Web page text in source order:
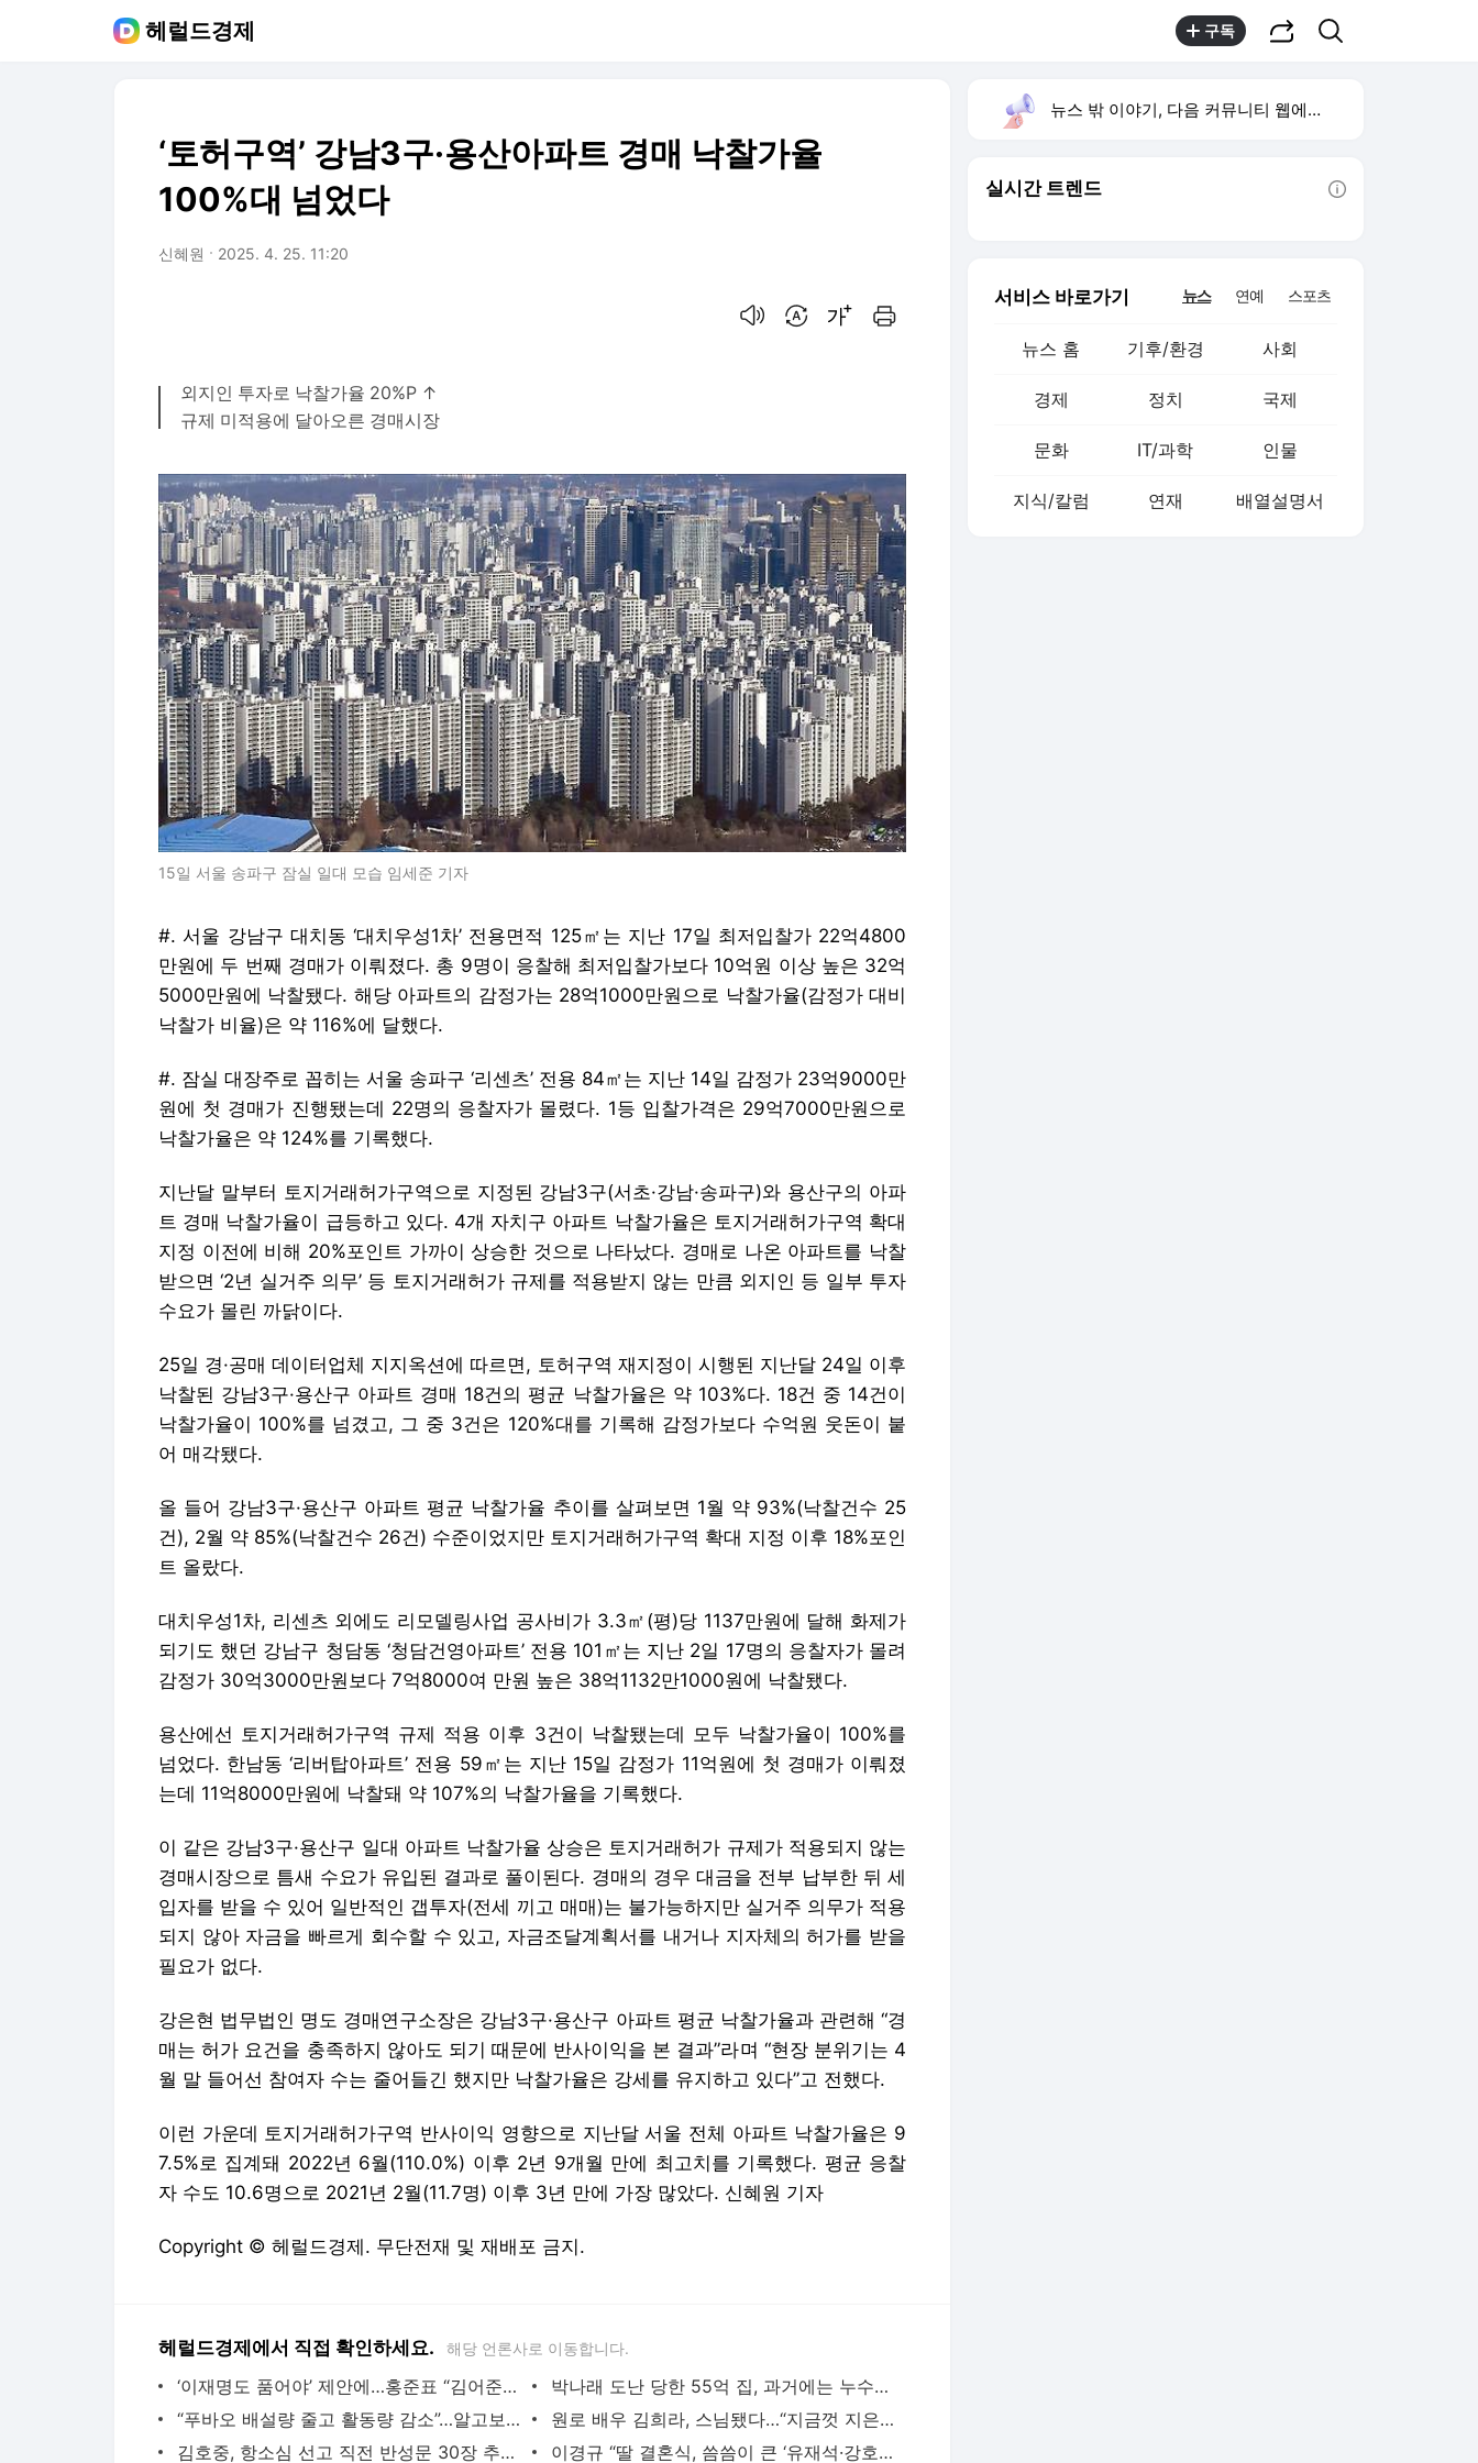
헤럴드경제 구독
‘토허구역’ 강남3구·용산아파트 경매 낙찰가율
100%대 넘었다
신혜원 2025. 4. 25. 11:20
외지인 투자로 낙찰가율 20%P ↑
규제 미적용에 달아오른 경매시장
15일 서울 송파구 잠실 일대 모습 임세준 기자
#. 서울 강남구 대치동 ‘대치우성1차’ 전용면적 125㎡는 지난 17일 최저입찰가 22억4800
만원에 두 번째 경매가 이뤄졌다. 총 9명이 응찰해 최저입찰가보다 10억원 이상 높은 32억
5000만원에 낙찰됐다. 해당 아파트의 감정가는 28억1000만원으로 낙찰가율(감정가 대비
낙찰가 비율)은 약 116%에 달했다.
#. 잠실 대장주로 꼽히는 서울 송파구 ‘리센츠’ 전용 84㎡는 지난 14일 감정가 23억9000만
원에 첫 경매가 진행됐는데 22명의 응찰자가 몰렸다. 1등 입찰가격은 29억7000만원으로
낙찰가율은 약 124%를 기록했다.
지난달 말부터 토지거래허가구역으로 지정된 강남3구(서초·강남·송파구)와 용산구의 아파
트 경매 낙찰가율이 급등하고 있다. 4개 자치구 아파트 낙찰가율은 토지거래허가구역 확대
지정 이전에 비해 20%포인트 가까이 상승한 것으로 나타났다. 경매로 나온 아파트를 낙찰
받으면 ‘2년 실거주 의무’ 등 토지거래허가 규제를 적용받지 않는 만큼 외지인 등 일부 투자
수요가 몰린 까닭이다.
25일 경·공매 데이터업체 지지옥션에 따르면, 토허구역 재지정이 시행된 지난달 24일 이후
낙찰된 강남3구·용산구 아파트 경매 18건의 평균 낙찰가율은 약 103%다. 18건 중 14건이
낙찰가율이 100%를 넘겼고, 그 중 3건은 120%대를 기록해 감정가보다 수억원 웃돈이 붙
어 매각됐다.
올 들어 강남3구·용산구 아파트 평균 낙찰가율 추이를 살펴보면 1월 약 93%(낙찰건수 25
건), 2월 약 85%(낙찰건수 26건) 수준이었지만 토지거래허가구역 확대 지정 이후 18%포인
트 올랐다.
대치우성1차, 리센츠 외에도 리모델링사업 공사비가 3.3㎡(평)당 1137만원에 달해 화제가
되기도 했던 강남구 청담동 ‘청담건영아파트’ 전용 101㎡는 지난 2일 17명의 응찰자가 몰려
감정가 30억3000만원보다 7억8000여 만원 높은 38억1132만1000원에 낙찰됐다.
용산에선 토지거래허가구역 규제 적용 이후 3건이 낙찰됐는데 모두 낙찰가율이 100%를
넘었다. 한남동 ‘리버탑아파트’ 전용 59㎡는 지난 15일 감정가 11억원에 첫 경매가 이뤄졌
는데 11억8000만원에 낙찰돼 약 107%의 낙찰가율을 기록했다.
이 같은 강남3구·용산구 일대 아파트 낙찰가율 상승은 토지거래허가 규제가 적용되지 않는
경매시장으로 틈새 수요가 유입된 결과로 풀이된다. 경매의 경우 대금을 전부 납부한 뒤 세
입자를 받을 수 있어 일반적인 갭투자(전세 끼고 매매)는 불가능하지만 실거주 의무가 적용
되지 않아 자금을 빠르게 회수할 수 있고, 자금조달계획서를 내거나 지자체의 허가를 받을
필요가 없다.
강은현 법무법인 명도 경매연구소장은 강남3구·용산구 아파트 평균 낙찰가율과 관련해 “경
매는 허가 요건을 충족하지 않아도 되기 때문에 반사이익을 본 결과”라며 “현장 분위기는 4
월 말 들어선 참여자 수는 줄어들긴 했지만 낙찰가율은 강세를 유지하고 있다”고 전했다.
이런 가운데 토지거래허가구역 반사이익 영향으로 지난달 서울 전체 아파트 낙찰가율은 9
7.5%로 집계돼 2022년 6월(110.0%) 이후 2년 9개월 만에 최고치를 기록했다. 평균 응찰
자 수도 10.6명으로 2021년 2월(11.7명) 이후 3년 만에 가장 많았다. 신혜원 기자
Copyright © 헤럴드경제. 무단전재 및 재배포 금지.
헤럴드경제에서 직접 확인하세요. 해당 언론사로 이동합니다.
‘이재명도 품어야’ 제안에…홍준표 “김어준 방송도 나가 볼 것”
박나래 도난 당한 55억 집, 과거에는 누수로 마음 고생
“푸바오 배설량 줄고 활동량 감소”…알고보니 가임신
원로 배우 김희라, 스님됐다…“지금껏 지은 죄 다 속죄”
김호중, 항소심 선고 직전 반성문 30장 추가 제출
이경규 “딸 결혼식, 씀씀이 큰 ‘유재석·강호동’만 청첩장 줬다”
뉴스 밖 이야기, 다음 커뮤니티 웹에서 보기
실시간 트렌드
서비스 바로가기 뉴스 연예 스포츠
뉴스 홈 기후/환경 사회
경제 정치 국제
문화 IT/과학 인물
지식/칼럼 연재 배열설명서